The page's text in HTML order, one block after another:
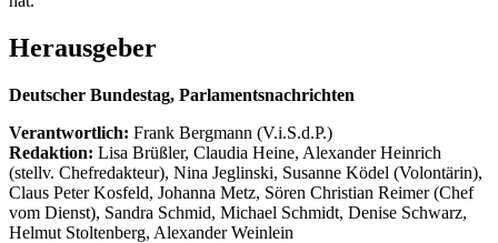
Herausgeber
Deutscher Bundestag, Parlamentsnachrichten
Verantwortlich: Frank Bergmann (V.i.S.d.P.)
Redaktion: Lisa Brüßler, Claudia Heine, Alexander Heinrich
(stellv. Chefredakteur), Nina Jeglinski, Susanne Ködel (Volontärin),
Claus Peter Kosfeld, Johanna Metz, Sören Christian Reimer (Chef
vom Dienst), Sandra Schmid, Michael Schmidt, Denise Schwarz,
Helmut Stoltenberg, Alexander Weinlein